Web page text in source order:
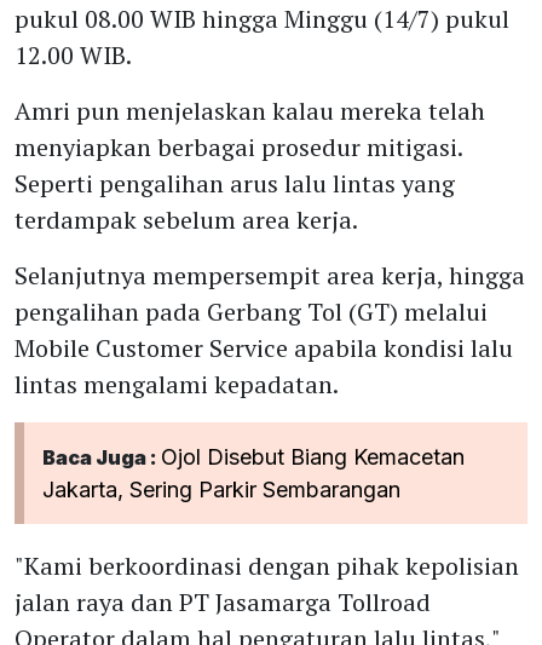
pukul 08.00 WIB hingga Minggu (14/7) pukul
12.00 WIB.
Amri pun menjelaskan kalau mereka telah
menyiapkan berbagai prosedur mitigasi.
Seperti pengalihan arus lalu lintas yang
terdampak sebelum area kerja.
Selanjutnya mempersempit area kerja, hingga
pengalihan pada Gerbang Tol (GT) melalui
Mobile Customer Service apabila kondisi lalu
lintas mengalami kepadatan.
Baca Juga : Ojol Disebut Biang Kemacetan
Jakarta, Sering Parkir Sembarangan
"Kami berkoordinasi dengan pihak kepolisian
jalan raya dan PT Jasamarga Tollroad
Operator dalam hal pengaturan lalu lintas,"